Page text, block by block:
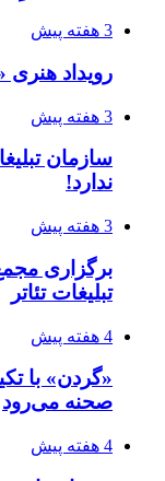
3 هفته پیش
رویداد
3 هفته پیش
سازمان
ندارد!
3 هفته پیش
برگزاری
تبلیغات تئاتر
4 هفته پیش
«گردن» با
صحنه می‌رود
4 هفته پیش